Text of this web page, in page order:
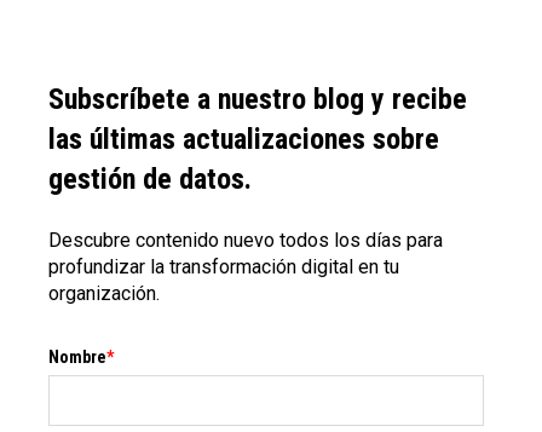
Subscríbete a nuestro blog y recibe
las últimas actualizaciones sobre
gestión de datos.
Descubre contenido nuevo todos los días para
profundizar la transformación digital en tu
organización.
Nombre*